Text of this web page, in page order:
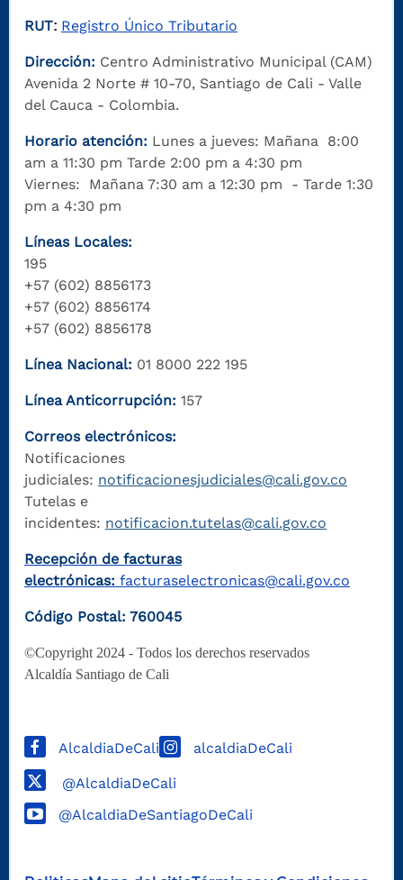
RUT: Registro Único Tributario
Dirección: Centro Administrativo Municipal (CAM)
Avenida 2 Norte # 10-70, Santiago de Cali - Valle
del Cauca - Colombia.
Horario atención: Lunes a jueves: Mañana 8:00
am a 11:30 pm Tarde 2:00 pm a 4:30 pm
Viernes: Mañana 7:30 am a 12:30 pm - Tarde 1:30
pm a 4:30 pm
Líneas Locales:
195
+57 (602) 8856173
+57 (602) 8856174
+57 (602) 8856178
Línea Nacional: 01 8000 222 195
Línea Anticorrupción: 157
Correos electrónicos:
Notificaciones
judiciales: notificacionesjudiciales@cali.gov.co
Tutelas e
incidentes: notificacion.tutelas@cali.gov.co
Recepción de facturas
electrónicas: facturaselectronicas@cali.gov.co
Código Postal: 760045
©Copyright 2024 - Todos los derechos reservados
Alcaldía Santiago de Cali
AlcaldiaDeCali alcaldiaDeCali
@AlcaldiaDeCali
@AlcaldiaDeSantiagoDeCali